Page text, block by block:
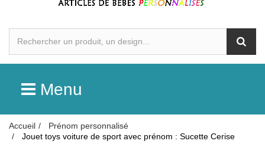
Menu
Accueil
Prénom personnalisé
Jouet toys voiture de sport avec prénom : Sucette Cerise